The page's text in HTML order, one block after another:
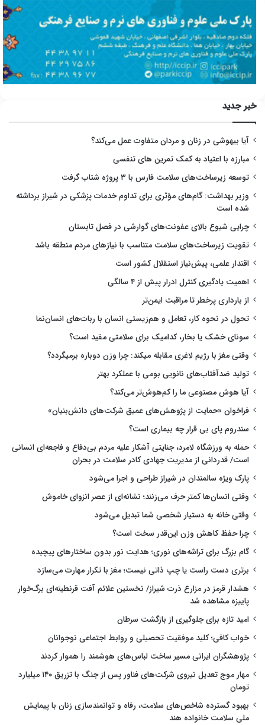
خبر جدید
آیا بیهوشی در زنان و مردان متفاوت عمل می‌کند؟
مبارزه با اعتیاد به کمک تمرین های تنفسی
توسعه زیرساخت‌های سلامت فارس با ۳ پروژه شتاب گرفت
وزیر بهداشت: گام‌های مؤثری برای تداوم خدمات پزشکی در شیراز برداشته
شده است
چرایی شیوع بالای عفونت‌های گوارشی در فصل تابستان
تقویت زیرساخت‌های سلامت متناسب با نیازهای مردم منطقه باشد
اقتدار علمی، پیش‌نیاز استقلال کشور است
اهمیت یادگیری کنترل ادرار پیش از ۴ سالگی
از بارداری پرخطر تا مراقبت ایمن‌تر
تحول در نحوه کار، تعامل و هم‌زیستی انسان با ربات‌های انسان‌نما
سونای خشک یا بخار، کدامیک برای سلامتی مفید است؟
وقتی مغز با رژیم لاغری مقابله میکند: چرا وزن دوباره برمیگردد؟
تولید ضدآفتاب‌های نانویی بومی با عملکرد بهتر
آیا هوش مصنوعی ما را کم‌هوش‌تر می‌کند؟
فراخوان «حمایت از پژوهش‌های عمیق شرکت‌های دانش‌بنیان»
سندروم پای بی قرار چه بیماری است؟
حمله به ورزشگاه لامرد، جنایتی آشکار علیه مردم بی‌دفاع و فاجعه‌ای انسانی
است/ قدردانی از مدیریت جهادی کادر سلامت در بحران
پارک ویژه سالمندان در شیراز طراحی و اجرا می‌شود
وقتی انسان‌ها کمتر حرف می‌زنند؛ نشانه‌ای از عصر انزوای خاموش
وقتی خانه به دستیار شخصی شما تبدیل می‌شود
چرا حفظ کاهش وزن این‌قدر سخت است؟
گام بزرگ برای تراشه‌های نوری؛ هدایت نور بدون ساختارهای پیچیده
برتری دست راست یا چپ ذاتی نیست؛ مغز با تکرار مهارت می‌سازد
هشدار قرمز در مزارع ذرت شیراز/ نخستین علائم آفت قرنطینه‌ای برگ‌خوار
پاییزه مشاهده شد
امید تازه برای جلوگیری از بازگشت سرطان
خواب کافی؛ کلید موفقیت تحصیلی و روابط اجتماعی نوجوانان
پژوهشگران ایرانی مسیر ساخت لباس‌های هوشمند را هموار کردند
مهار موج تعدیل نیروی شرکت‌های فناور پس از جنگ با تزریق ۱۴۰ میلیارد
تومان
بهبود گسترده شاخص‌های سلامت، رفاه و توانمندسازی زنان با پیمایش
ملی سلامت خانواده هند